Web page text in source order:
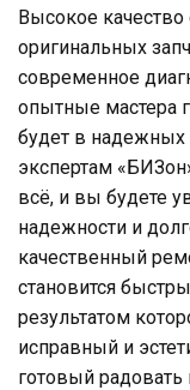
Высокое
оригинальных
современное
опытные мастера
будет в надежных
экспертам
всё, и вы будете
надежности и
качественный
становится
результатом
исправный и
готовый